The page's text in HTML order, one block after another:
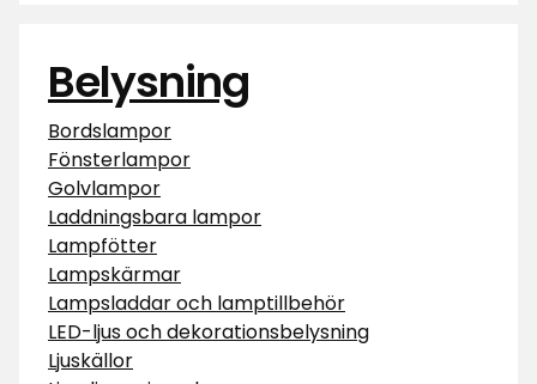
Belysning
Bordslampor
Fönsterlampor
Golvlampor
Laddningsbara lampor
Lampfötter
Lampskärmar
Lampsladdar och lamptillbehör
LED-ljus och dekorationsbelysning
Ljuskällor